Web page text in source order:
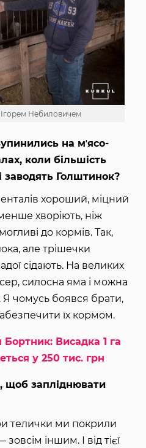
Небиловичем
на мʼясо-
коли більшість
заводять Голштинок?
хороший, міцний
хворіють, ніж
до кормів. Так,
але трішечки
сідають. На великих
силосна яма і можна
Я чомусь боявся брати,
їх кормом.
Бортник: Висадка 1 га
у 250 тис. грн
щоб запліднювати
телички ми покрили
іншим. І від тієї